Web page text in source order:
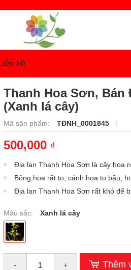
hệ
Thanh Hoa Sơn, Bán
(Xanh lá cây)
Mã sản phẩm: TĐNH_0001845
500,000 ₫
Địa lan Thanh Hoa Sơn là cây hoa
Bông hoa rất to, cánh hoa to bầu,
Địa lan Thanh Hoa Sơn rất khó để
Màu sắc:
Xanh lá cây
- + Thêm